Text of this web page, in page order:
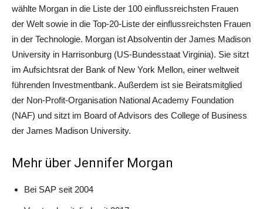
wählte Morgan in die Liste der 100 einflussreichsten Frauen
der Welt sowie in die Top-20-Liste der einflussreichsten Frauen
in der Technologie. Morgan ist Absolventin der James Madison
University in Harrisonburg (US-Bundesstaat Virginia). Sie sitzt
im Aufsichtsrat der Bank of New York Mellon, einer weltweit
führenden Investmentbank. Außerdem ist sie Beiratsmitglied
der Non-Profit-Organisation National Academy Foundation
(NAF) und sitzt im Board of Advisors des College of Business
der James Madison University.
Mehr über Jennifer Morgan
Bei SAP seit 2004